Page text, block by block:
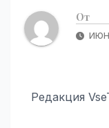
От
ИЮН
Редакция